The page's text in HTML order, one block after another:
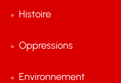
Histoire
Oppressions
Environnement